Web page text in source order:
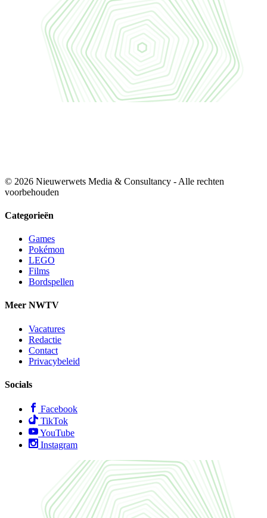
© 2026 Nieuwerwets Media & Consultancy - Alle rechten
voorbehouden
Categorieën
Games
Pokémon
LEGO
Films
Bordspellen
Meer NWTV
Vacatures
Redactie
Contact
Privacybeleid
Socials
Facebook
TikTok
YouTube
Instagram